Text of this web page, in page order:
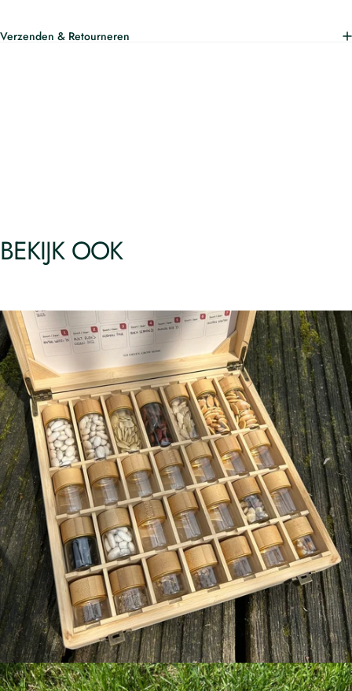
Verzenden & Retourneren
BEKIJK OOK